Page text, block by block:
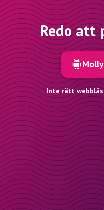
Redo att
Inte rätt